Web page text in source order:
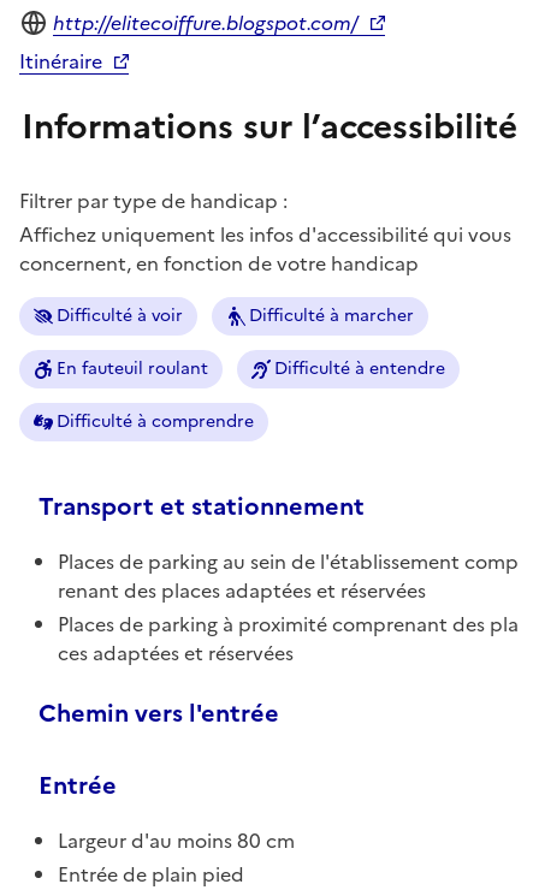
Site internet
http://elitecoiffure.blogspot.com/
Itinéraire
Informations sur l’accessibilité
Filtrer par type de handicap :
Affichez uniquement les infos d'accessibilité qui vous
concernent, en fonction de votre handicap
Difficulté à voir Difficulté à marcher
En fauteuil roulant Difficulté à entendre
Difficulté à comprendre
Transport et stationnement
Places de parking au sein de l'établissement comp
renant des places adaptées et réservées
Places de parking à proximité comprenant des pla
ces adaptées et réservées
Chemin vers l'entrée
Entrée
Largeur d'au moins 80 cm
Entrée de plain pied